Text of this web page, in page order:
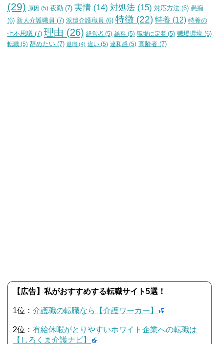
(29) 原因 (5) 夜勤 (7) 実情 (14) 対処法 (15) 対応方法 (6) 愚痴
(6) 新人介護職員 (7) 派遣介護職員 (6) 特徴 (22) 特養 (12) 特養の
七不思議 (7) 理由 (26) 経営者 (5) 給料 (5) 職場に定着 (5) 職場環境 (6)
転職 (5) 辞めたい (7) 退職 (4) 違い (5) 違和感 (5) 高齢者 (7)
【広告】私がおすすめする転職サイト5選！
1位： 介護職の転職なら【介護ワーカー】
2位： 有給休暇がとりやすいホワイト企業への転職は
【しろくま介護ナビ】